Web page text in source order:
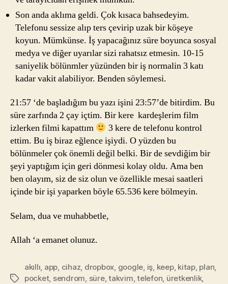
Son anda aklıma geldi. Çok kısaca bahsedeyim.
Telefonu sessize alıp ters çevirip uzak bir köşeye
koyun. Mümkünse. İş yapacağınız süre boyunca sosyal
medya ve diğer uyarılar sizi rahatsız etmesin. 10-15
saniyelik bölünmler yüzünden bir iş normalin 3 katı
kadar vakit alabiliyor. Benden söylemesi.
21:57 ‘de başladığım bu yazı işini 23:57’de bitirdim. Bu
süre zarfında 2 çay içtim. Bir kere kardeşlerim film
izlerken filmi kapattım
3 kere de telefonu kontrol
ettim. Bu iş biraz eğlence işiydi. O yüzden bu
bölünmeler çok önemli değil belki. Bir de sevdiğim bir
şeyi yaptığım için geri dönmesi kolay oldu. Ama ben
ben olayım, siz de siz olun ve özellikle mesai saatleri
içinde bir işi yaparken böyle 65.536 kere bölmeyin.
Selam, dua ve muhabbetle,
Allah ‘a emanet olunuz.
Etiketler
akıllı, app, cihaz, dropbox, google, iş, keep, kitap, plan,
pocket, sendrom, süre,takvim,telefon, üretkenlik,